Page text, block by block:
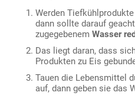
Werden
dann sollte darauf
zugegebenem Wasser
Das liegt daran, dass
Produkten zu Eis
Tauen die Lebensmittel
auf, dann geben sie das